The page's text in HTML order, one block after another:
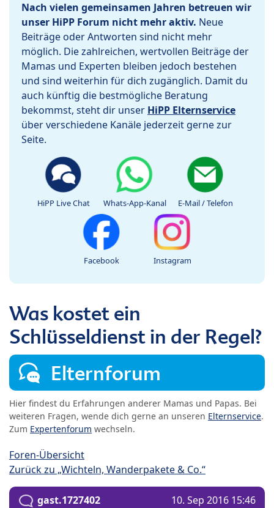
Nach vielen gemeinsamen Jahren betreuen wir
unser HiPP Forum nicht mehr aktiv. Neue
Beiträge oder Antworten sind nicht mehr
möglich. Die zahlreichen, wertvollen Beiträge der
Mamas und Experten bleiben jedoch bestehen
und sind weiterhin für dich zugänglich. Damit du
auch künftig die bestmögliche Beratung
bekommst, steht dir unser HiPP Elternservice
über verschiedene Kanäle jederzeit gerne zur
Seite.
HiPP Live Chat Whats-App-Kanal E-Mail / Telefon
Facebook Instagram
Was kostet ein
Schlüsseldienst in der Regel?
Elternforum
Hier findest du Erfahrungen anderer Mamas und Papas. Bei
weiteren Fragen, wende dich gerne an unseren Elternservice.
Zum Expertenforum wechseln.
Foren-Übersicht
Zurück zu „Wichteln, Wanderpakete & Co.“
gast.1727402 10. Sep 2016 15:46